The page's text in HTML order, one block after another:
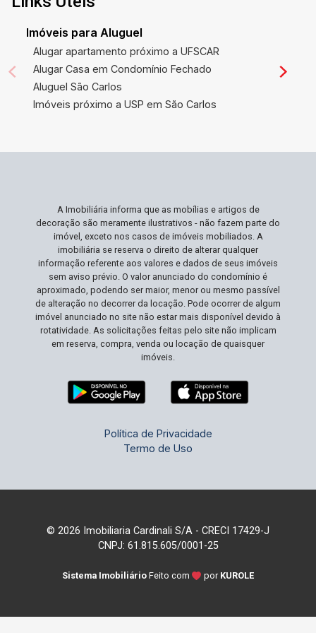
Imóveis para Aluguel
Alugar apartamento próximo a UFSCAR
Alugar Casa em Condomínio Fechado
Aluguel São Carlos
Imóveis próximo a USP em São Carlos
A Imobiliária informa que as mobílias e artigos de
decoração são meramente ilustrativos - não fazem parte do
imóvel, exceto nos casos de imóveis mobiliados. A
imobiliária se reserva o direito de alterar qualquer
informação referente aos valores e dados de seus imóveis
sem aviso prévio. O valor anunciado do condomínio é
aproximado, podendo ser maior, menor ou mesmo passível
de alteração no decorrer da locação. Pode ocorrer de algum
imóvel anunciado no site não estar mais disponível devido à
rotatividade. As solicitações feitas pelo site não implicam
em reserva, compra, venda ou locação de quaisquer
imóveis.
Política de Privacidade
Termo de Uso
© 2026 Imobiliaria Cardinali S/A - CRECI 17429-J
CNPJ: 61.815.605/0001-25
Sistema Imobiliário Feito com por KUROLE